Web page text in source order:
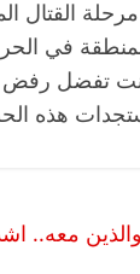
مرحلة
في
كانت تفضل
هذه
معه..
ناس
رحيله.. د.
عن قضايا